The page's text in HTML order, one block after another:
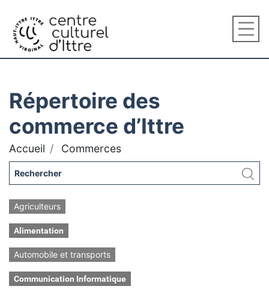
Répertoire des
commerce d’Ittre
Accueil Commerces
Agriculteurs
Alimentation
Automobile et transports
Communication Informatique